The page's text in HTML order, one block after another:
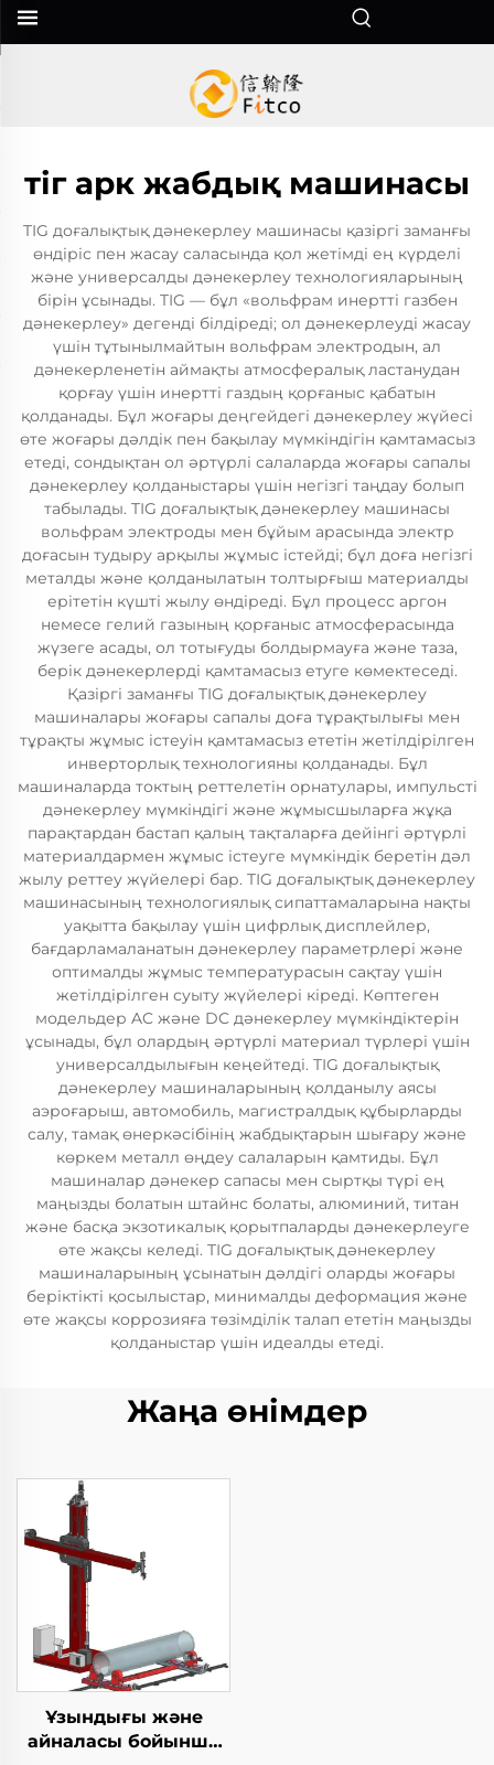
тіг арк жабдық машинасы
TIG доғалықтық дәнекерлеу машинасы қазіргі заманғы
өндіріс пен жасау саласында қол жетімді ең күрделі
және универсалды дәнекерлеу технологияларының
бірін ұсынады. TIG — бұл «вольфрам инертті газбен
дәнекерлеу» дегенді білдіреді; ол дәнекерлеуді жасау
үшін тұтынылмайтын вольфрам электродын, ал
дәнекерленетін аймақты атмосфералық ластанудан
қорғау үшін инертті газдың қорғаныс қабатын
қолданады. Бұл жоғары деңгейдегі дәнекерлеу жүйесі
өте жоғары дәлдік пен бақылау мүмкіндігін қамтамасыз
етеді, сондықтан ол әртүрлі салаларда жоғары сапалы
дәнекерлеу қолданыстары үшін негізгі таңдау болып
табылады. TIG доғалықтық дәнекерлеу машинасы
вольфрам электроды мен бұйым арасында электр
доғасын тудыру арқылы жұмыс істейді; бұл доға негізгі
металды және қолданылатын толтырғыш материалды
ерітетін күшті жылу өндіреді. Бұл процесс аргон
немесе гелий газының қорғаныс атмосферасында
жүзеге асады, ол тотығуды болдырмауға және таза,
берік дәнекерлерді қамтамасыз етуге көмектеседі.
Қазіргі заманғы TIG доғалықтық дәнекерлеу
машиналары жоғары сапалы доға тұрақтылығы мен
тұрақты жұмыс істеуін қамтамасыз ететін жетілдірілген
инверторлық технологияны қолданады. Бұл
машиналарда токтың реттелетін орнатулары, импульсті
дәнекерлеу мүмкіндігі және жұмысшыларға жұқа
парақтардан бастап қалың тақталарға дейінгі әртүрлі
материалдармен жұмыс істеуге мүмкіндік беретін дәл
жылу реттеу жүйелері бар. TIG доғалықтық дәнекерлеу
машинасының технологиялық сипаттамаларына нақты
уақытта бақылау үшін цифрлық дисплейлер,
бағдарламаланатын дәнекерлеу параметрлері және
оптималды жұмыс температурасын сақтау үшін
жетілдірілген суыту жүйелері кіреді. Көптеген
модельдер AC және DC дәнекерлеу мүмкіндіктерін
ұсынады, бұл олардың әртүрлі материал түрлері үшін
универсалдылығын кеңейтеді. TIG доғалықтық
дәнекерлеу машиналарының қолданылу аясы
аэроғарыш, автомобиль, магистралдық құбырларды
салу, тамақ өнеркәсібінің жабдықтарын шығару және
көркем металл өңдеу салаларын қамтиды. Бұл
машиналар дәнекер сапасы мен сыртқы түрі ең
маңызды болатын штайнс болаты, алюминий, титан
және басқа экзотикалық қорытпаларды дәнекерлеуге
өте жақсы келеді. TIG доғалықтық дәнекерлеу
машиналарының ұсынатын дәлдігі оларды жоғары
беріктікті қосылыстар, минималды деформация және
өте жақсы коррозияға төзімділік талап ететін маңызды
қолданыстар үшін идеалды етеді.
Жаңа өнімдер
Ұзындығы және
айналасы бойынша